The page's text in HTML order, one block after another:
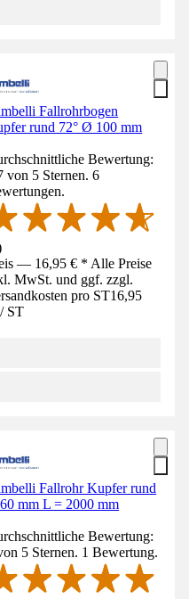
Fallrohrbogen
rund 72° Ø 100 mm
Bewertung:
von 5 Sternen. 6
— 16,95 € * Alle Preise
MwSt. und ggf. zzgl.
pro ST16,95
/ ST
Fallrohr Kupfer rund
mm L = 2000 mm
Bewertung:
5 Sternen. 1 Bewertung.